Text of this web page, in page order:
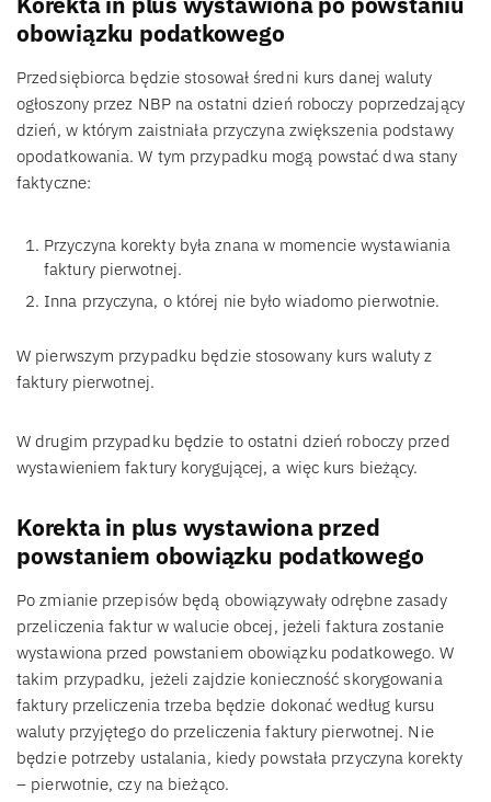
obowiązku podatkowego
Przedsiębiorca będzie stosował średni kurs danej waluty
ogłoszony przez NBP na ostatni dzień roboczy poprzedzający
dzień, w którym zaistniała przyczyna zwiększenia podstawy
opodatkowania. W tym przypadku mogą powstać dwa stany
faktyczne:
Przyczyna korekty była znana w momencie wystawiania
faktury pierwotnej.
Inna przyczyna, o której nie było wiadomo pierwotnie.
W pierwszym przypadku będzie stosowany kurs waluty z
faktury pierwotnej.
W drugim przypadku będzie to ostatni dzień roboczy przed
wystawieniem faktury korygującej, a więc kurs bieżący.
Korekta in plus wystawiona przed
powstaniem obowiązku podatkowego
Po zmianie przepisów będą obowiązywały odrębne zasady
przeliczenia faktur w walucie obcej, jeżeli faktura zostanie
wystawiona przed powstaniem obowiązku podatkowego. W
takim przypadku, jeżeli zajdzie konieczność skorygowania
faktury przeliczenia trzeba będzie dokonać według kursu
waluty przyjętego do przeliczenia faktury pierwotnej. Nie
będzie potrzeby ustalania, kiedy powstała przyczyna korekty
– pierwotnie, czy na bieżąco.